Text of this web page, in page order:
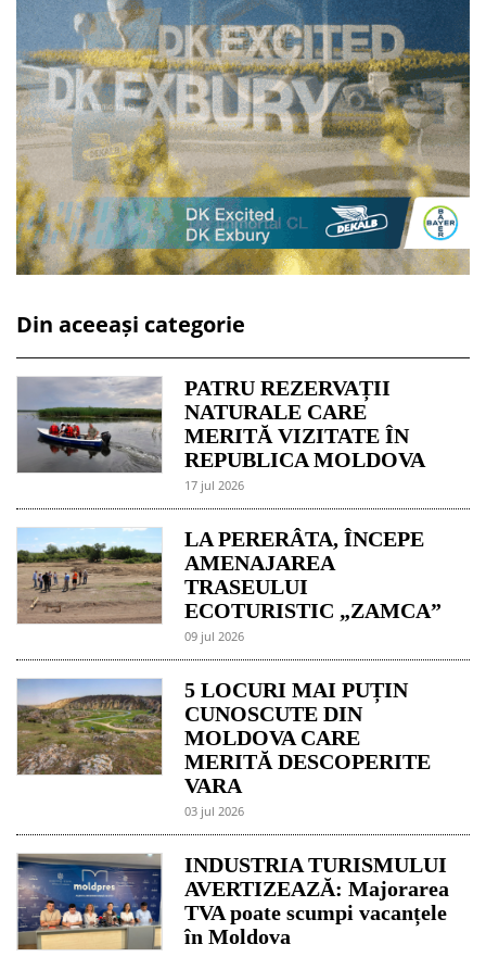
Din aceeași categorie
PATRU REZERVAȚII
NATURALE CARE
MERITĂ VIZITATE ÎN
REPUBLICA MOLDOVA
17 jul 2026
LA PERERÂTA, ÎNCEPE
AMENAJAREA
TRASEULUI
ECOTURISTIC „ZAMCA”
09 jul 2026
5 LOCURI MAI PUȚIN
CUNOSCUTE DIN
MOLDOVA CARE
MERITĂ DESCOPERITE
VARA
03 jul 2026
INDUSTRIA TURISMULUI
AVERTIZEAZĂ: Majorarea
TVA poate scumpi vacanțele
în Moldova